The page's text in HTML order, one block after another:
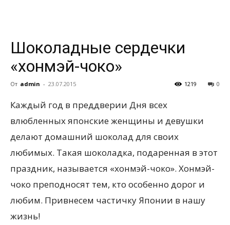
Шоколадные сердечки
«хонмэй-чоко»
От admin - 23.07.2015 0
1219
Каждый год в преддверии Дня всех
влюбленных японские женщины и девушки
делают домашний шоколад для своих
любимых. Такая шоколадка, подаренная в этот
праздник, называется «хонмэй-чоко». Хонмэй-
чоко преподносят тем, кто особенно дорог и
любим. Привнесем частичку Японии в нашу
жизнь!